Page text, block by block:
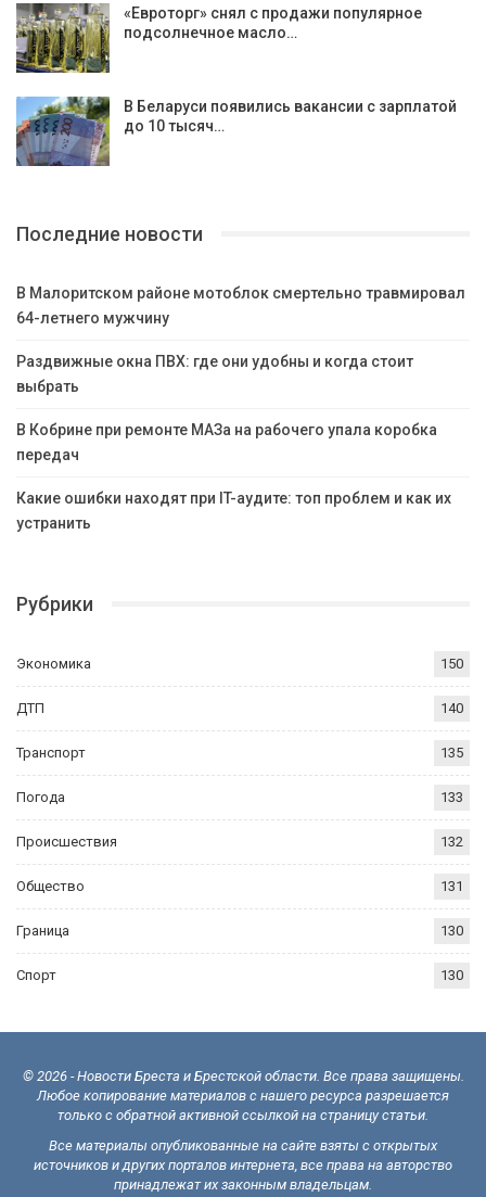
«Евроторг» снял с продажи популярное
подсолнечное масло…
В Беларуси появились вакансии с зарплатой
до 10 тысяч…
Последние новости
В Малоритском районе мотоблок смертельно травмировал
64-летнего мужчину
Раздвижные окна ПВХ: где они удобны и когда стоит
выбрать
В Кобрине при ремонте МАЗа на рабочего упала коробка
передач
Какие ошибки находят при IT-аудите: топ проблем и как их
устранить
Рубрики
Экономика 150
ДТП 140
Транспорт 135
Погода 133
Происшествия 132
Общество 131
Граница 130
Спорт 130
© 2026 - Новости Бреста и Брестской области. Все права защищены.
Любое копирование материалов с нашего ресурса разрешается
только с обратной активной ссылкой на страницу статьи.
Все материалы опубликованные на сайте взяты с открытых
источников и других порталов интернета, все права на авторство
принадлежат их законным владельцам.